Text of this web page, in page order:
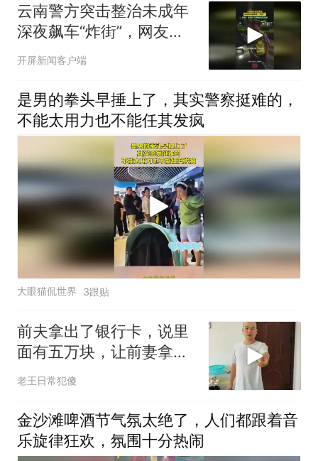
云南警方突击整治未成年
深夜飙车“炸街”，网友：
抓得好！为警察叔叔点赞
开屏新闻客户端
是男的拳头早捶上了，其实警察挺难的，
不能太用力也不能任其发疯
大眼猫侃世界 3跟贴
前夫拿出了银行卡，说里
面有五万块，让前妻拿了
钱就离开
老王日常犯傻
金沙滩啤酒节气氛太绝了，人们都跟着音
乐旋律狂欢，氛围十分热闹